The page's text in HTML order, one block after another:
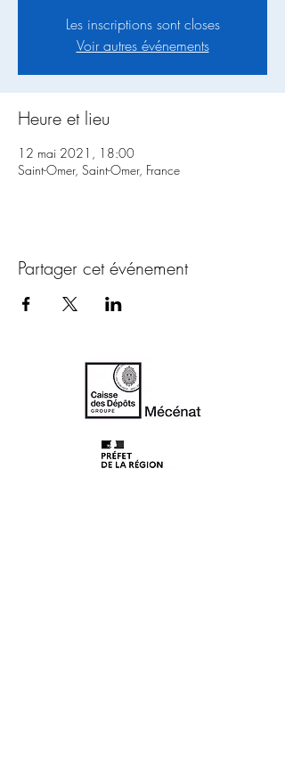
Les inscriptions sont closes
Voir autres événements
Heure et lieu
12 mai 2021, 18:00
Saint-Omer, Saint-Omer, France
Partager cet événement